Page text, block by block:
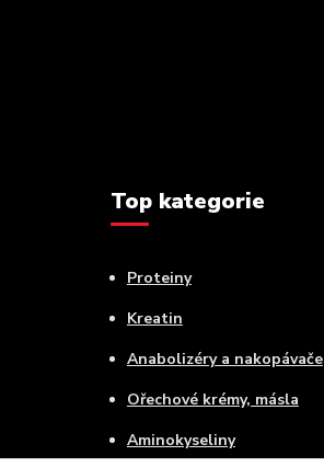
Top kategorie
Proteiny
Kreatin
Anabolizéry a nakopávače
Ořechové krémy, másla
Aminokyseliny